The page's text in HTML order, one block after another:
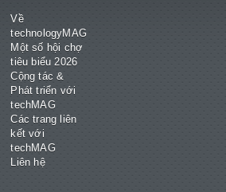
Về
technologyMAG
Một số hội chợ
tiêu biểu 2026
Cộng tác &
Phát triển với
techMAG
Các trang liên
kết với
techMAG
Liên hệ